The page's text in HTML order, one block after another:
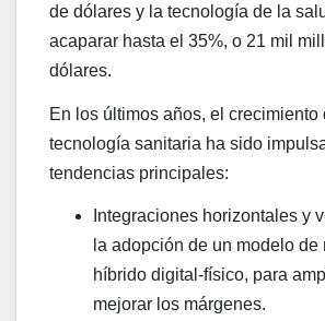
de dólares y la tecnología de la
acaparar hasta el 35%, o 21 mil
dólares.
En los últimos años, el crecimiento
tecnología sanitaria ha sido
tendencias principales:
Integraciones horizontales y
la adopción de un modelo de
híbrido digital-físico, para
mejorar los márgenes.